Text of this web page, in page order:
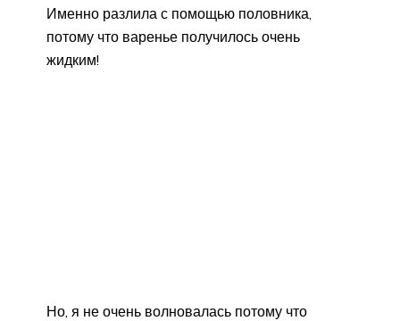
Именно разлила с помощью половника,
потому что варенье получилось очень
жидким!
Но, я не очень волновалась потому что